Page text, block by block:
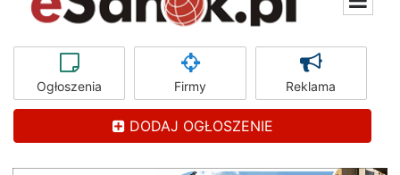
Ogłoszenia Firmy Reklama
DODAJ OGŁOSZENIE